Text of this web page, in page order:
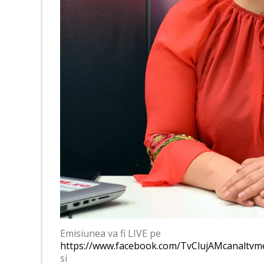
Emisiunea va fi LIVE pe
https://www.facebook.com/
si